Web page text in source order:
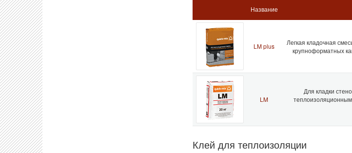
Название
LM plus
Легкая кладочная
крупноформатных
LM
Для кладки
Клей для теплоизоляции